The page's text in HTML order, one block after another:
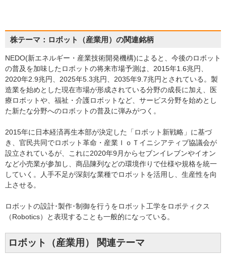
株テーマ：ロボット（産業用）の関連銘柄
NEDO(新エネルギー・産業技術開発機構)によると、今後のロボット
の普及を加味したロボットの将来市場予測は、2015年1.6兆円、
2020年2.9兆円、2025年5.3兆円、2035年9.7兆円とされている。製
造業を始めとした現在市場が形成されている分野の成長に加え、医
療ロボットや、福祉・介護ロボットなど、サービス分野を始めとし
た新たな分野へのロボットの普及に弾みがつく。
2015年に日本経済再生本部が決定した「ロボット新戦略」に基づ
き、官民共同でロボット革命・産業ＩｏＴイニシアティブ協議会が
設立されているが、これに2020年9月からセブンイレブンやイオン
など小売業が参加し、商品陳列などの環境作りで仕様や規格を統一
していく。人手不足が深刻な業種でロボットを活用し、生産性を向
上させる。
ロボットの設計･製作･制御を行うをロボット工学をロボティクス
（Robotics）と表現することも一般的になっている。
ロボット（産業用） 関連テーマ